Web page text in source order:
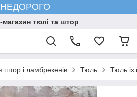
НЕДОРОГО
магазин тюлі та штор
і ламбрекенів Тюль Тюль із